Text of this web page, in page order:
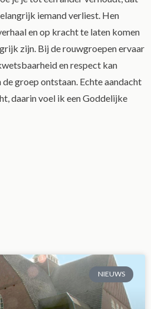
iemand verliest. Hen
en op kracht te laten komen
zijn. Bij de rouwgroepen ervaar
en respect kan
groep ontstaan. Echte aandacht
daarin voel ik een Goddelijke
NIEUWS